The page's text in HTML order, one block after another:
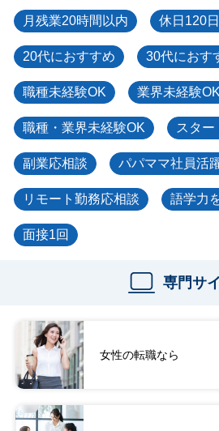
月残業20時間以内 休日120
20代におすすめ 30代におす
職種未経験OK 業界未経験OK
職種・業界未経験OK スター
副業応相談 パパママ社員活
リモート勤務応相談 語学力
面接1回
専門サ
女性の転職なら